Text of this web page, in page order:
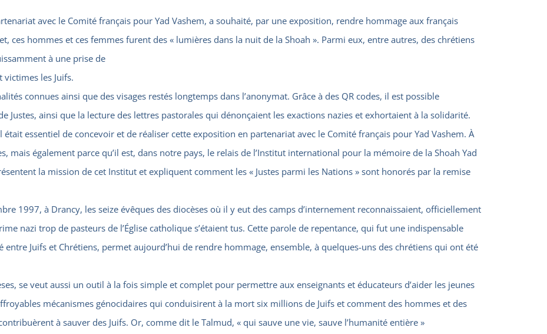
avec le Comité français pour Yad Vashem, a souhaité, par une exposition, rendre hommage aux français
ces hommes et ces femmes furent des « lumières dans la nuit de la Shoah ». Parmi eux, entre autres, des chrétiens
à une prise de
les Juifs.
connues ainsi que des visages restés longtemps dans l’anonymat. Grâce à des QR codes, il est possible
Justes, ainsi que la lecture des lettres pastorales qui dénonçaient les exactions nazies et exhortaient à la solidarité.
était essentiel de concevoir et de réaliser cette exposition en partenariat avec le Comité français pour Yad Vashem. À
mais également parce qu’il est, dans notre pays, le relais de l’Institut international pour la mémoire de la Shoah Yad
la mission de cet Institut et expliquent comment les « Justes parmi les Nations » sont honorés par la remise
1997, à Drancy, les seize évêques des diocèses où il y eut des camps d’internement reconnaissaient, officiellement
nazi trop de pasteurs de l’Église catholique s’étaient tus. Cette parole de repentance, qui fut une indispensable
Juifs et Chrétiens, permet aujourd’hui de rendre hommage, ensemble, à quelques-uns des chrétiens qui ont été
se veut aussi un outil à la fois simple et complet pour permettre aux enseignants et éducateurs d’aider les jeunes
mécanismes génocidaires qui conduisirent à la mort six millions de Juifs et comment des hommes et des
à sauver des Juifs. Or, comme dit le Talmud, « qui sauve une vie, sauve l’humanité entière »